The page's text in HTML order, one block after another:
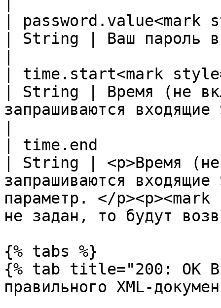
|
| String | Ваш пароль в
| time.start<mark
| String | Время (не
запрашиваются входящие
| time.end
| String | <p>Время (не
запрашиваются
параметр. </
не задан, то будут
{% tabs %}
{% tab title="200: OK В
правильного XML-